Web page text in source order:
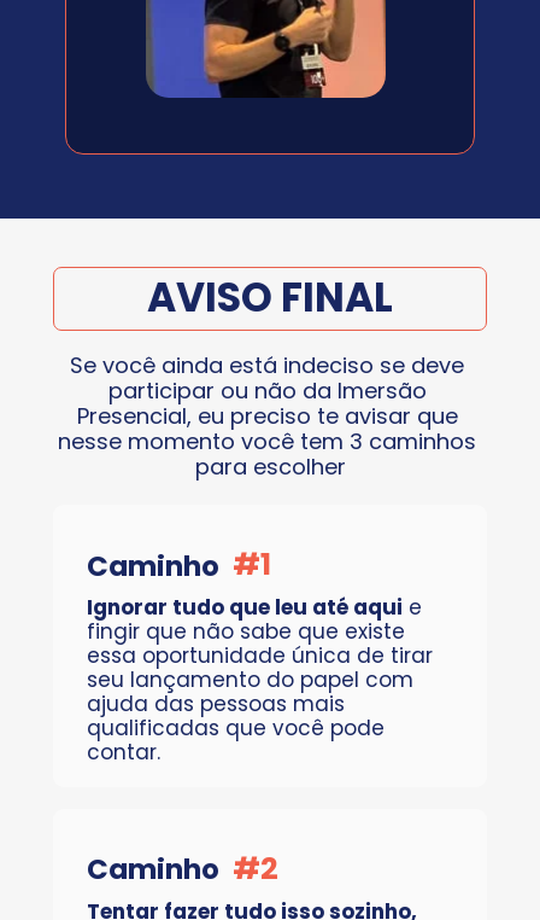
AVISO FINAL
Se você ainda está indeciso se deve
participar ou não da Imersão
Presencial, eu preciso te avisar que
nesse momento você tem 3 caminhos
para escolher
#1
#2
Caminho
Caminho
Ignorar tudo que leu até aqui e
fingir que não sabe que existe
essa oportunidade única de tirar
seu lançamento do papel com
ajuda das pessoas mais
qualificadas que você pode
contar.